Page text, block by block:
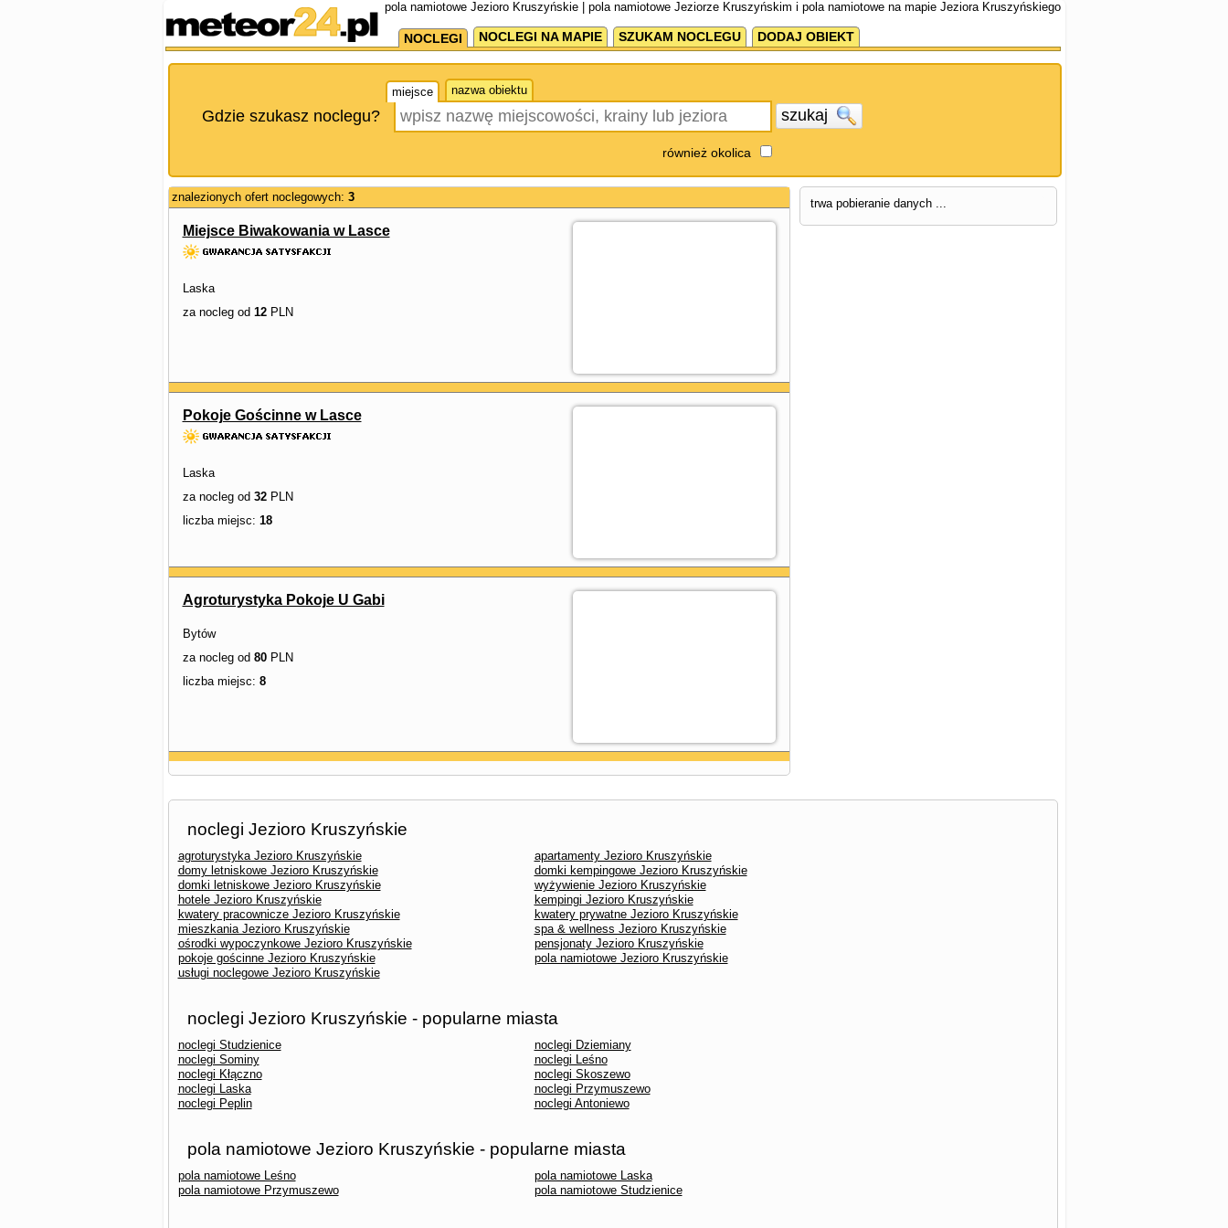
pola namiotowe Jezioro Kruszyńskie | pola namiotowe Jeziorze Kruszyńskim i pola namiotowe na mapie Jeziora Kruszyńskiego
NOCLEGI NOCLEGI NA MAPIE SZUKAM NOCLEGU DODAJ OBIEKT
miejsce nazwa obiektu
Gdzie szukasz noclegu? szukaj
również okolica
znalezionych ofert noclegowych: 3
Miejsce Biwakowania w Lasce
Laska
za nocleg od 12PLN
Pokoje Gościnne w Lasce
Laska
za nocleg od 32PLN
liczba miejsc: 18
Agroturystyka Pokoje U Gabi
Bytów
za nocleg od 80PLN
liczba miejsc: 8
trwa pobieranie danych ...
noclegi Jezioro Kruszyńskie
agroturystyka Jezioro Kruszyńskie
apartamenty Jezioro Kruszyńskie
domy letniskowe Jezioro Kruszyńskie
domki kempingowe Jezioro Kruszyńskie
domki letniskowe Jezioro Kruszyńskie
wyżywienie Jezioro Kruszyńskie
hotele Jezioro Kruszyńskie
kempingi Jezioro Kruszyńskie
kwatery pracownicze Jezioro Kruszyńskie
kwatery prywatne Jezioro Kruszyńskie
mieszkania Jezioro Kruszyńskie
spa & wellness Jezioro Kruszyńskie
ośrodki wypoczynkowe Jezioro Kruszyńskie
pensjonaty Jezioro Kruszyńskie
pokoje gościnne Jezioro Kruszyńskie
pola namiotowe Jezioro Kruszyńskie
usługi noclegowe Jezioro Kruszyńskie
noclegi Jezioro Kruszyńskie - popularne miasta
noclegi Studzienice
noclegi Dziemiany
noclegi Sominy
noclegi Leśno
noclegi Kłączno
noclegi Skoszewo
noclegi Laska
noclegi Przymuszewo
noclegi Peplin
noclegi Antoniewo
pola namiotowe Jezioro Kruszyńskie - popularne miasta
pola namiotowe Leśno
pola namiotowe Laska
pola namiotowe Przymuszewo
pola namiotowe Studzienice